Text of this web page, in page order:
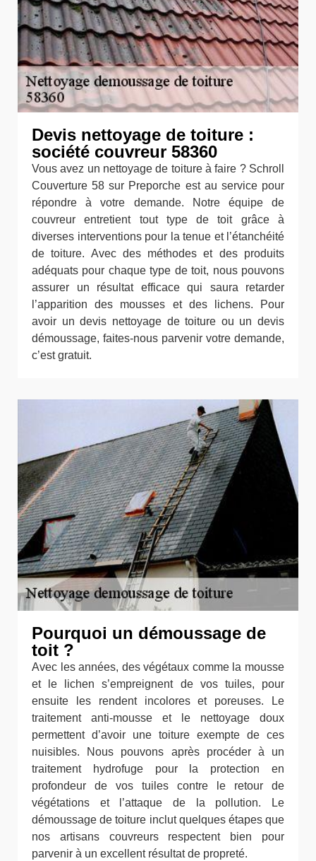
Devis nettoyage de toiture :
société couvreur 58360
Vous avez un nettoyage de toiture à faire ? Schroll
Couverture 58 sur Preporche est au service pour
répondre à votre demande. Notre équipe de
couvreur entretient tout type de toit grâce à
diverses interventions pour la tenue et l’étanchéité
de toiture. Avec des méthodes et des produits
adéquats pour chaque type de toit, nous pouvons
assurer un résultat efficace qui saura retarder
l’apparition des mousses et des lichens. Pour
avoir un devis nettoyage de toiture ou un devis
démoussage, faites-nous parvenir votre demande,
c’est gratuit.
Pourquoi un démoussage de
toit ?
Avec les années, des végétaux comme la mousse
et le lichen s’empreignent de vos tuiles, pour
ensuite les rendent incolores et poreuses. Le
traitement anti-mousse et le nettoyage doux
permettent d’avoir une toiture exempte de ces
nuisibles. Nous pouvons après procéder à un
traitement hydrofuge pour la protection en
profondeur de vos tuiles contre le retour de
végétations et l’attaque de la pollution. Le
démoussage de toiture inclut quelques étapes que
nos artisans couvreurs respectent bien pour
parvenir à un excellent résultat de propreté.